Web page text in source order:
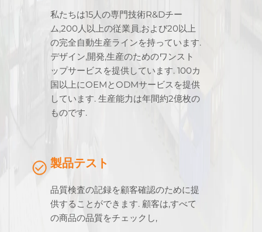
私たちは15人の専門技術R&Dチー
ム,200人以上の従業員,および20以上
の完全自動生産ラインを持っています.
デザイン,開発,生産のためのワンスト
ップサービスを提供しています. 100カ
国以上にOEMとODMサービスを提供
しています. 生産能力は年間約2億枚の
ものです.
製品テスト
品質検査の記録を顧客確認のために提
供することができます. 顧客は,すべて
の商品の品質をチェックし,